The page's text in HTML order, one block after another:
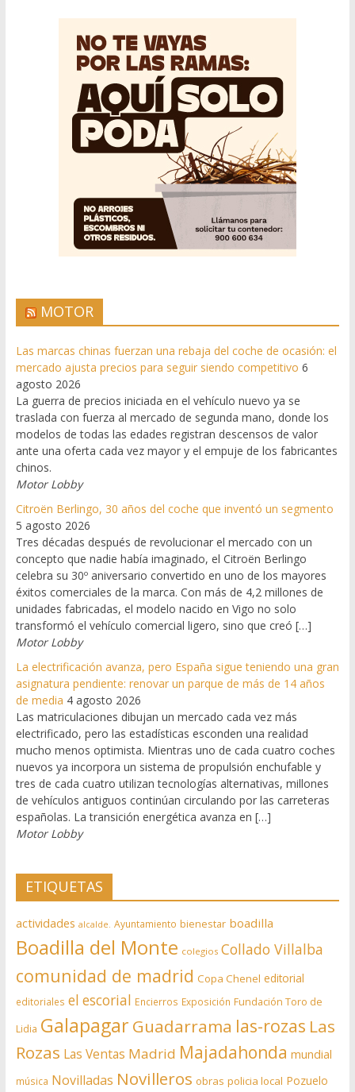
MOTOR
Las marcas chinas fuerzan una rebaja del coche de ocasión: el
mercado ajusta precios para seguir siendo competitivo 6
agosto 2026
La guerra de precios iniciada en el vehículo nuevo ya se
traslada con fuerza al mercado de segunda mano, donde los
modelos de todas las edades registran descensos de valor
ante una oferta cada vez mayor y el empuje de los fabricantes
chinos.
Motor Lobby
Citroën Berlingo, 30 años del coche que inventó un segmento
5 agosto 2026
Tres décadas después de revolucionar el mercado con un
concepto que nadie había imaginado, el Citroën Berlingo
celebra su 30º aniversario convertido en uno de los mayores
éxitos comerciales de la marca. Con más de 4,2 millones de
unidades fabricadas, el modelo nacido en Vigo no solo
transformó el vehículo comercial ligero, sino que creó […]
Motor Lobby
La electrificación avanza, pero España sigue teniendo una gran
asignatura pendiente: renovar un parque de más de 14 años
de media 4 agosto 2026
Las matriculaciones dibujan un mercado cada vez más
electrificado, pero las estadísticas esconden una realidad
mucho menos optimista. Mientras uno de cada cuatro coches
nuevos ya incorpora un sistema de propulsión enchufable y
tres de cada cuatro utilizan tecnologías alternativas, millones
de vehículos antiguos continúan circulando por las carreteras
españolas. La transición energética avanza en […]
Motor Lobby
ETIQUETAS
actividades alcalde. Ayuntamiento bienestar boadilla
Boadilla del Monte colegios Collado Villalba
comunidad de madrid Copa Chenel editorial
editoriales el escorial Encierros Exposición Fundación Toro de
Lidia Galapagar Guadarrama las-rozas Las
Rozas Las Ventas Madrid Majadahonda mundial
música Novilladas Novilleros obras policia local Pozuelo